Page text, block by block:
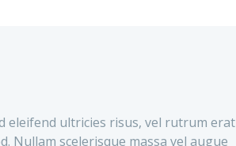
eleifend ultricies risus, vel rutrum erat
Nullam scelerisque massa vel augue